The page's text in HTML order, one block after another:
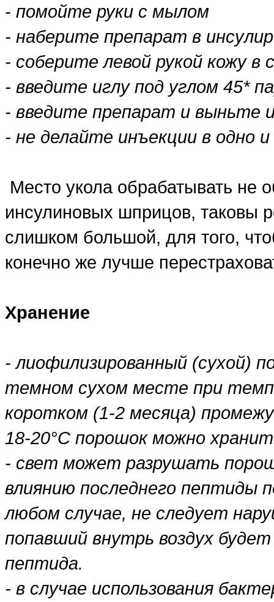
- помойте руки с мылом
- наберите препарат в
- соберите левой рукой кожу
- введите иглу под углом 45*
- введите препарат и выньте
- не делайте инъекции в одно
Место укола обрабатывать не
инсулиновых шприцов, таковы
слишком большой, для того,
конечно же лучше
Хранение
- лиофилизированный (сухой)
темном сухом месте при
коротком (1-2 месяца)
18-20°С порошок можно
- свет может разрушать
влиянию последнего пептиды
любом случае, не следует
попавший внутрь воздух
пептида.
- в случае использования